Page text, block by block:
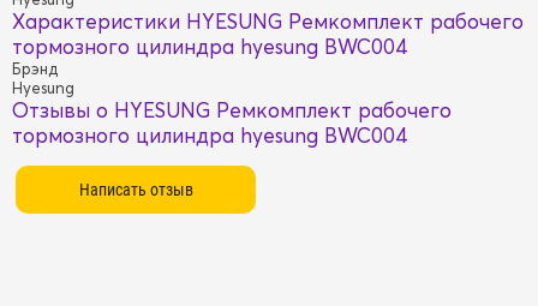
Характеристики HYESUNG Ремкомплект рабочего
тормозного цилиндра hyesung BWC004
Брэнд
Hyesung
Отзывы о HYESUNG Ремкомплект рабочего
тормозного цилиндра hyesung BWC004